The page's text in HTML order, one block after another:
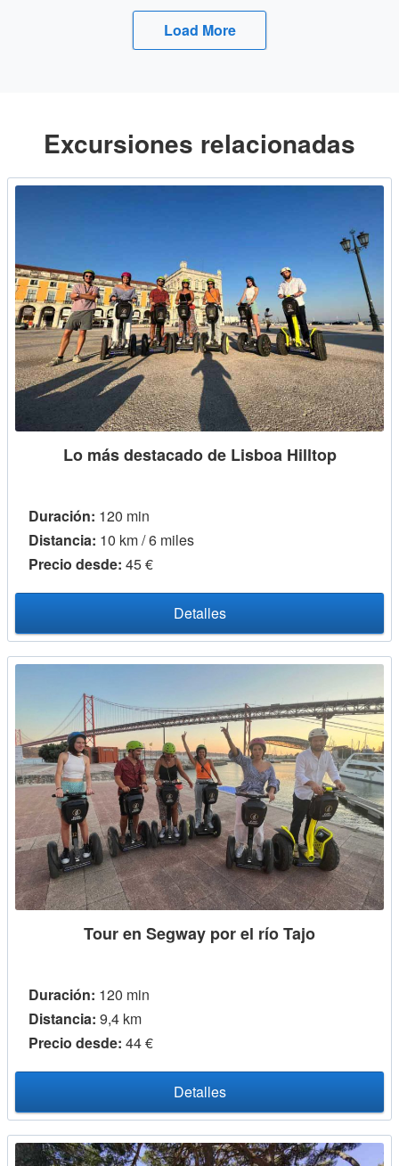
Load More
Excursiones relacionadas
Lo más destacado de Lisboa Hilltop
Duración: 120 min
Distancia: 10 km / 6 miles
Precio desde: 45 €
Detalles
Tour en Segway por el río Tajo
Duración: 120 min
Distancia: 9,4 km
Precio desde: 44 €
Detalles